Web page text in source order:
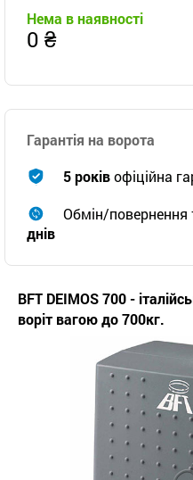
Нема в наявності
0 ₴
Гарантія на ворота
5 роківофіційна
Обмін/
днів
BFT DEIMOS 700 -
воріт вагою до 700кг.